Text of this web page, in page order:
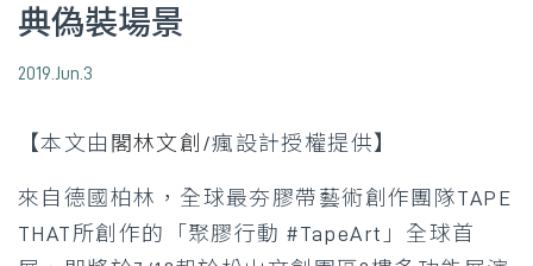
典偽裝場景
2019.Jun.3
【本文由 閣林文創/瘋設計授權提供】
來自德國柏林，全球最夯膠帶藝術創作團隊TAPE
THAT所創作的「聚膠行動 #TapeArt」全球首